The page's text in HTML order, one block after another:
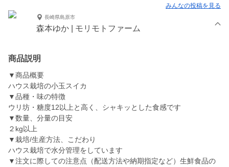
みんなの投稿を見る
長崎県島原市
森本ゆか | モリモトファーム
商品説明
▼商品概要
ハウス栽培の小玉スイカ
▼品種・味の特徴
ウリ坊・糖度12以上と高く、シャキッとした食感です
▼数量、分量の目安
２kg以上
▼栽培/生産方法、こだわり
ハウス栽培で水分管理をしています
▼注文に際しての注意点（配送方法や納期指定など）生鮮食品の